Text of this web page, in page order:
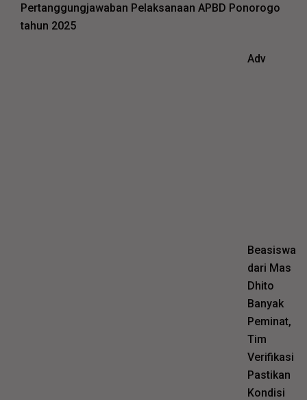
Pertanggungjawaban Pelaksanaan APBD Ponorogo
tahun 2025
Adv
Beasiswa
dari Mas
Dhito
Banyak
Peminat,
Tim
Verifikasi
Pastikan
Kondisi